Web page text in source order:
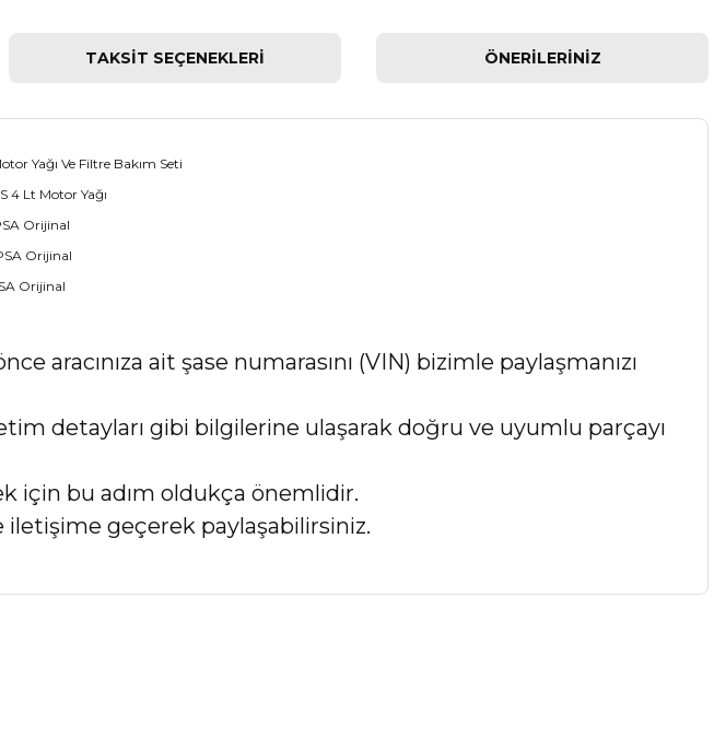
TAKSIT SEÇENEKLERI ÖNERILERINIZ
Yağı Ve Filtre Bakım Seti
4 Lt Motor Yağı
Orijinal
Orijinal
Orijinal
ait şase numarasını (VIN) bizimle paylaşmanızı
detayları gibi bilgilerine ulaşarak doğru ve uyumlu parçayı
için bu adım oldukça önemlidir.
iletişime geçerek paylaşabilirsiniz.